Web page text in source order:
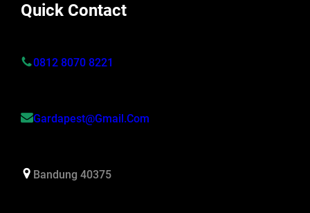
Quick Contact
0812 8070 8221
Gardapest@gmail.com
Bandung 40375